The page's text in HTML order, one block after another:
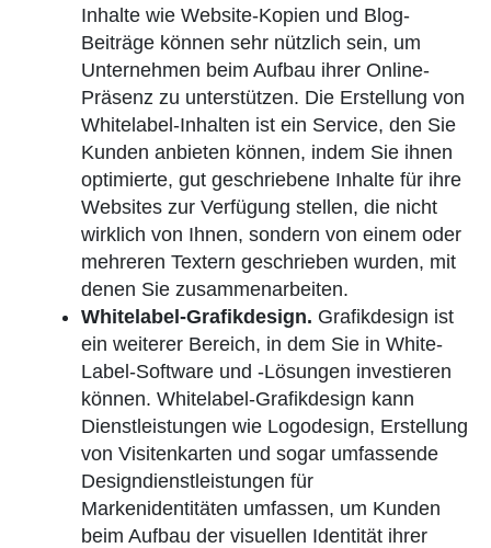
Inhalte wie Website-Kopien und Blog-
Beiträge können sehr nützlich sein, um
Unternehmen beim Aufbau ihrer Online-
Präsenz zu unterstützen. Die Erstellung von
Whitelabel-Inhalten ist ein Service, den Sie
Kunden anbieten können, indem Sie ihnen
optimierte, gut geschriebene Inhalte für ihre
Websites zur Verfügung stellen, die nicht
wirklich von Ihnen, sondern von einem oder
mehreren Textern geschrieben wurden, mit
denen Sie zusammenarbeiten.
Whitelabel-Grafikdesign. Grafikdesign ist
ein weiterer Bereich, in dem Sie in White-
Label-Software und -Lösungen investieren
können. Whitelabel-Grafikdesign kann
Dienstleistungen wie Logodesign, Erstellung
von Visitenkarten und sogar umfassende
Designdienstleistungen für
Markenidentitäten umfassen, um Kunden
beim Aufbau der visuellen Identität ihrer